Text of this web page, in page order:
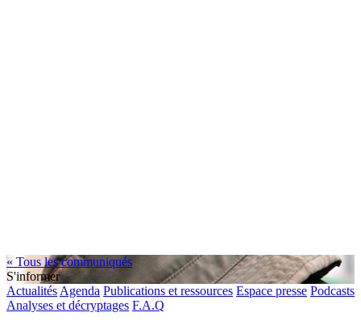
« Tous les communiqués
S'informer
Actualités Agenda Publications et ressources Espace presse Podcasts
Analyses et décryptages F.A.Q